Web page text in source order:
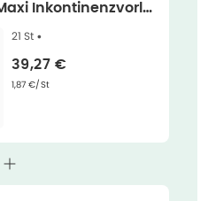
Inkontinenzvorla
21 Stück 21 St
21 St •
Verkaufspreis
39,27 €
Grundpreis
1,87 €/St